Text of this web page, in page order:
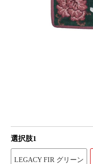
選択肢1
LEGACY FIR グリーン